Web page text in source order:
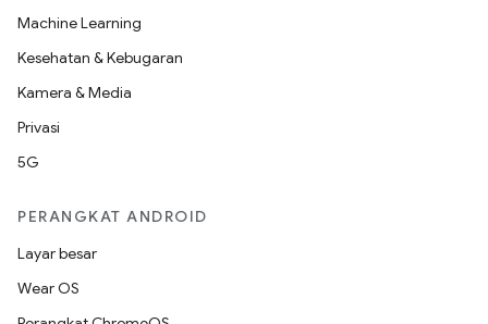
Machine Learning
Kesehatan & Kebugaran
Kamera & Media
Privasi
5G
PERANGKAT ANDROID
Layar besar
Wear OS